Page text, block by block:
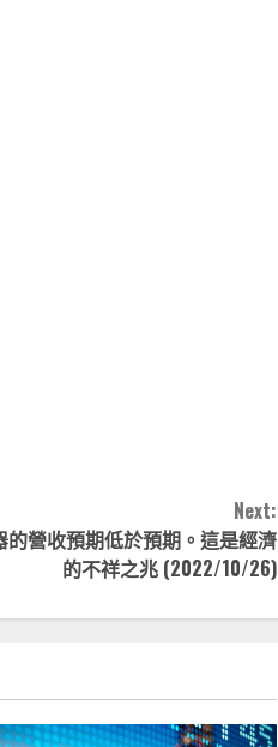
Next:
的營收預期低於預期。這是經濟
的不祥之兆 (2022/10/26)